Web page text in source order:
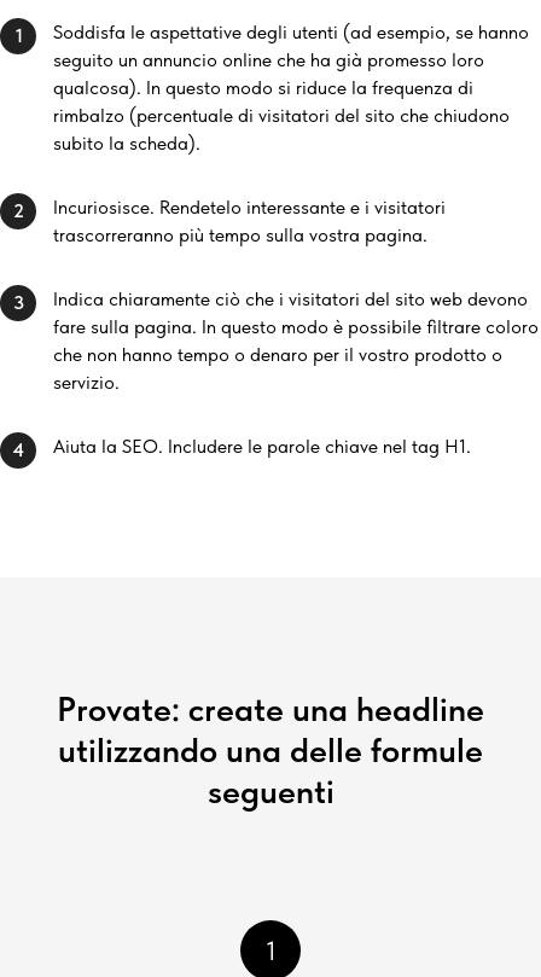
1
Soddisfa le aspettative degli utenti (ad esempio, se hanno
seguito un annuncio online che ha già promesso loro
qualcosa). In questo modo si riduce la frequenza di
rimbalzo (percentuale di visitatori del sito che chiudono
subito la scheda).
2
Incuriosisce. Rendetelo interessante e i visitatori
trascorreranno più tempo sulla vostra pagina.
3
Indica chiaramente ciò che i visitatori del sito web devono
fare sulla pagina. In questo modo è possibile filtrare coloro
che non hanno tempo o denaro per il vostro prodotto o
servizio.
4 Aiuta la SEO. Includere le parole chiave nel tag H1.
Provate: create una headline
utilizzando una delle formule
seguenti
1